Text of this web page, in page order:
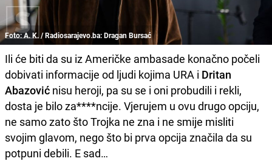
Foto: A. K. / Radiosarajevo.ba: Dragan Bursać
Ili će biti da su iz Američke ambasade konačno počeli
dobivati informacije od ljudi kojima URA i Dritan
Abazović nisu heroji, pa su se i oni probudili i rekli,
dosta je bilo za****ncije. Vjerujem u ovu drugo opciju,
ne samo zato što Trojka ne zna i ne smije misliti
svojim glavom, nego što bi prva opcija značila da su
potpuni debili. E sad…